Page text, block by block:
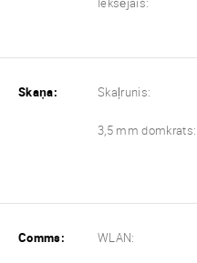
Iekšējais:
Skaņa: Skaļrunis:
3,5 mm domkrats:
Comms: WLAN: